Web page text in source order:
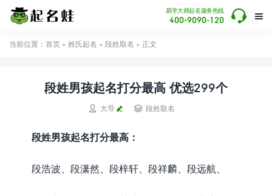

易学大师起名服务热线
400-9090-120 
当前位置： 首页 » 姓氏起名 » 段姓取名 » 正文
段姓男孩起名打分最高 优选299个
 大导  段姓取名
段姓男孩起名打分最高：
段浩波、段潇然、段梓轩、段祥麟、段远航、